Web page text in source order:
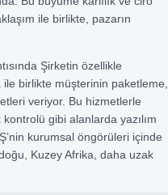
ile birlikte, pazarın
Şirketin özellikle
birlikte müşterinin paketleme,
veriyor. Bu hizmetlerle
gibi alanlarda yazılım
kurumsal öngörüleri içinde
Kuzey Afrika, daha uzak